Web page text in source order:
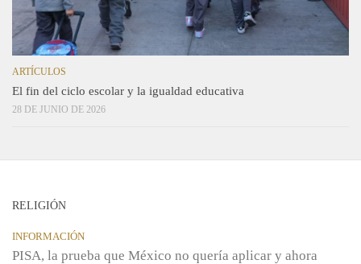
ARTÍCULOS
El fin del ciclo escolar y la igualdad educativa
28 DE JUNIO DE 2026
RELIGIÓN
INFORMACIÓN
PISA, la prueba que México no quería aplicar y ahora